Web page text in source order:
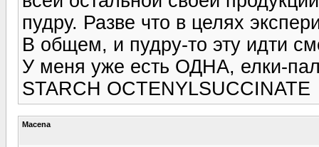
пудру. Разве что в целях
В общем, и пудру-то эту идти
У меня уже есть ОДНА, елки-
STARCH OCTENYLSUCCINATE
Macena